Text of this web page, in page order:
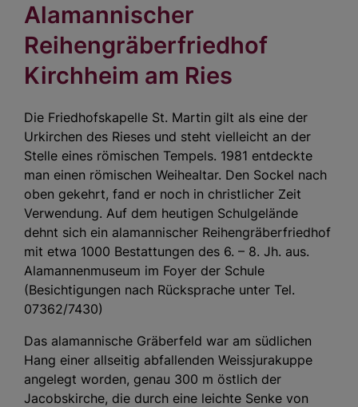
Alamannischer
Reihengräberfriedhof
Kirchheim am Ries
Die Friedhofskapelle St. Martin gilt als eine der
Urkirchen des Rieses und steht vielleicht an der
Stelle eines römischen Tempels. 1981 entdeckte
man einen römischen Weihealtar. Den Sockel nach
oben gekehrt, fand er noch in christlicher Zeit
Verwendung. Auf dem heutigen Schulgelände
dehnt sich ein alamannischer Reihengräberfriedhof
mit etwa 1000 Bestattungen des 6. – 8. Jh. aus.
Alamannenmuseum im Foyer der Schule
(Besichtigungen nach Rücksprache unter Tel.
07362/7430)
Das alamannische Gräberfeld war am südlichen
Hang einer allseitig abfallenden Weissjurakuppe
angelegt worden, genau 300 m östlich der
Jacobskirche, die durch eine leichte Senke von